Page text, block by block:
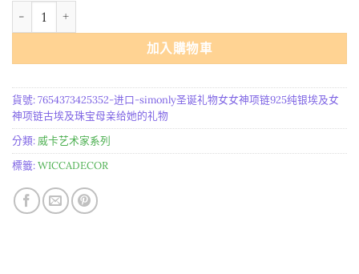
进口 SIMONLY圣诞礼物女女神项链925纯银埃及女神项链古埃及珠
加入購物車
貨號:7654373425352-进口-simonly圣诞礼物女女神项链925纯银埃及女
神项链古埃及珠宝母亲给她的礼物
分類: 威卡艺术家系列
標籤:WICCADECOR